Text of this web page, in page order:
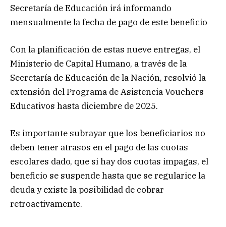
Secretaría de Educación irá informando
mensualmente la fecha de pago de este beneficio
Con la planificación de estas nueve entregas, el
Ministerio de Capital Humano, a través de la
Secretaría de Educación de la Nación, resolvió la
extensión del Programa de Asistencia Vouchers
Educativos hasta diciembre de 2025.
Es importante subrayar que los beneficiarios no
deben tener atrasos en el pago de las cuotas
escolares dado, que si hay dos cuotas impagas, el
beneficio se suspende hasta que se regularice la
deuda y existe la posibilidad de cobrar
retroactivamente.